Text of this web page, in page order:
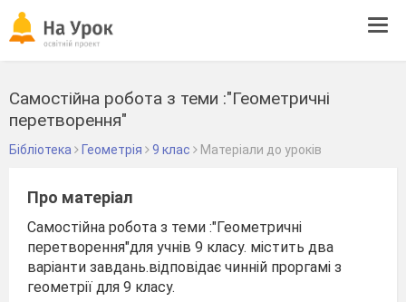
Самостійна робота з теми :"Геометричні
перетворення"
Бібліотека Геометрія 9 клас Матеріали до уроків
Про матеріал
Самостійна робота з теми :"Геометричні
перетворення"для учнів 9 класу. містить два
варіанти завдань.відповідає чинній проргамі з
геометрії для 9 класу.